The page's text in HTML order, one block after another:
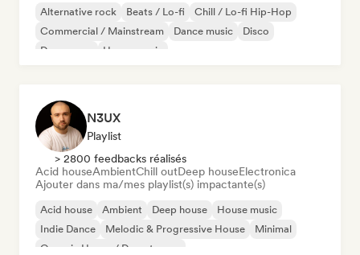
Alternative rock Beats / Lo-fi
Chill / Lo-fi Hip-Hop
Commercial / Mainstream
Dance music
Disco
Dream pop
House music
N3UX
Playlist
> 2800 feedbacks réalisés
Acid houseAmbientChill outDeep houseElectronica
Ajouter dans ma/mes playlist(s) impactante(s)
Acid house Ambient Deep house
House music
Indie Dance
Melodic & Progressive House
Minimal
Organic House / Downtempo